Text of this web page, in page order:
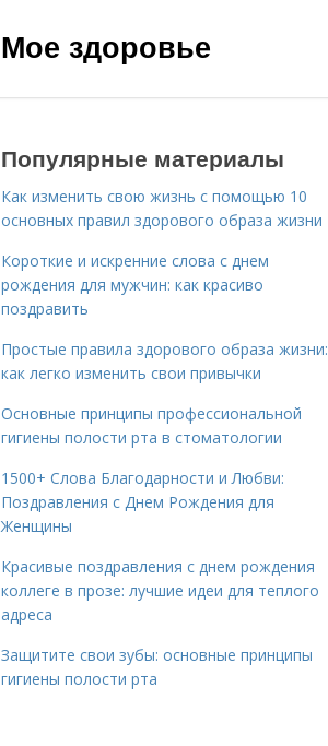
Мое здоровье
Популярные материалы
Как изменить свою жизнь с помощью 10
основных правил здорового образа жизни
Короткие и искренние слова с днем
рождения для мужчин: как красиво
поздравить
Простые правила здорового образа жизни:
как легко изменить свои привычки
Основные принципы профессиональной
гигиены полости рта в стоматологии
1500+ Слова Благодарности и Любви:
Поздравления с Днем Рождения для
Женщины
Красивые поздравления с днем рождения
коллеге в прозе: лучшие идеи для теплого
адреса
Защитите свои зубы: основные принципы
гигиены полости рта